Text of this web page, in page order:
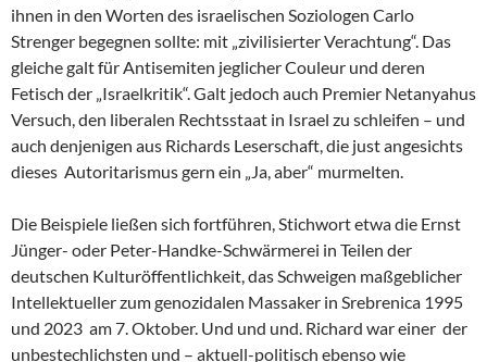
ihnen in den Worten des israelischen Soziologen Carlo
Strenger begegnen sollte: mit „zivilisierter Verachtung“. Das
gleiche galt für Antisemiten jeglicher Couleur und deren
Fetisch der „Israelkritik“. Galt jedoch auch Premier Netanyahus
Versuch, den liberalen Rechtsstaat in Israel zu schleifen – und
auch denjenigen aus Richards Leserschaft, die just angesichts
dieses Autoritarismus gern ein „Ja, aber“ murmelten.
Die Beispiele ließen sich fortführen, Stichwort etwa die Ernst
Jünger- oder Peter-Handke-Schwärmerei in Teilen der
deutschen Kulturöffentlichkeit, das Schweigen maßgeblicher
Intellektueller zum genozidalen Massaker in Srebrenica 1995
und 2023 am 7. Oktober. Und und und. Richard war einer der
unbestechlichsten und – aktuell-politisch ebenso wie